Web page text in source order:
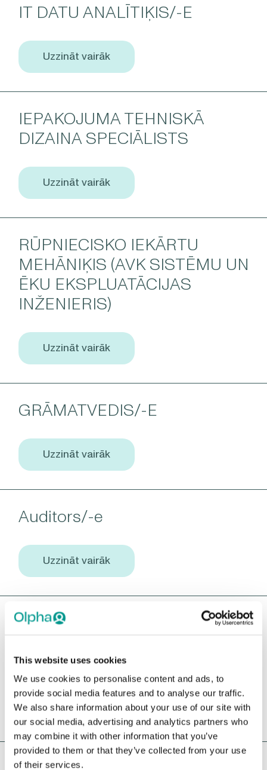
This website uses cookies
We use cookies to personalise content and ads, to
provide social media features and to analyse our traffic.
We also share information about your use of our site with
our social media, advertising and analytics partners who
may combine it with other information that you’ve
provided to them or that they’ve collected from your use
of their services.
IT DATU ANALĪTIĶIS/-E
Uzzināt vairāk
IEPAKOJUMA TEHNISKĀ
DIZAINA SPECIĀLISTS
Uzzināt vairāk
RŪPNIECISKO IEKĀRTU
MEHĀNIĶIS (AVK SISTĒMU UN
ĒKU EKSPLUATĀCIJAS
INŽENIERIS)
Uzzināt vairāk
GRĀMATVEDIS/-E
Uzzināt vairāk
Auditors/-e
Uzzināt vairāk
FARMACEITISKO PRODUKTU
SPECIĀLISTS/-E
Uzzināt vairāk